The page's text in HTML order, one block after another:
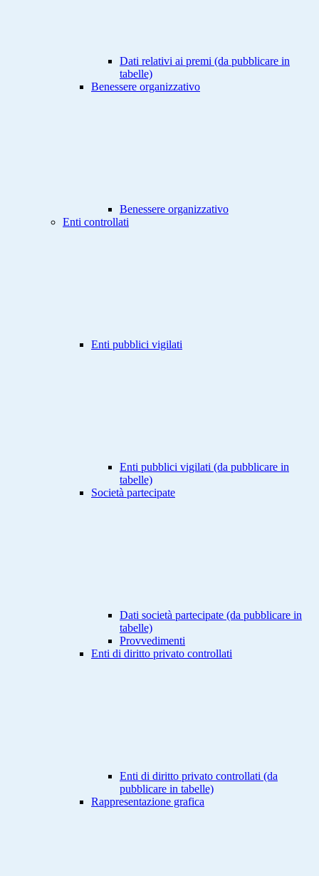
Dati relativi ai premi (da pubblicare in
tabelle)
Benessere organizzativo
Benessere organizzativo
Enti controllati
Enti pubblici vigilati
Enti pubblici vigilati (da pubblicare in
tabelle)
Società partecipate
Dati società partecipate (da pubblicare in
tabelle)
Provvedimenti
Enti di diritto privato controllati
Enti di diritto privato controllati (da
pubblicare in tabelle)
Rappresentazione grafica